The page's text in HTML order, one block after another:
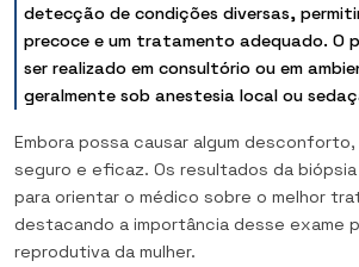
detecção de condições diversas,
precoce e um tratamento adequado. O
ser realizado em consultório ou em
geralmente sob anestesia local ou
Embora possa causar algum
seguro e eficaz. Os resultados da
para orientar o médico sobre o melhor
destacando a importância desse exame
reprodutiva da mulher.